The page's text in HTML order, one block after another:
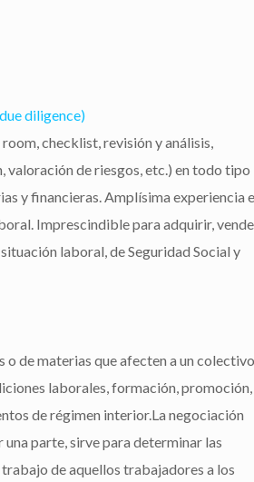
diligence)
checklist, revisión y análisis,
valoración de riesgos, etc.) en todo tipo
y financieras. Amplísima experiencia
Imprescindible para adquirir,
laboral, de Seguridad Social y
de materias que afecten a un colectivo
laborales, formación, promoción,
de régimen interior.La negociación
parte, sirve para determinar las
de aquellos trabajadores a los